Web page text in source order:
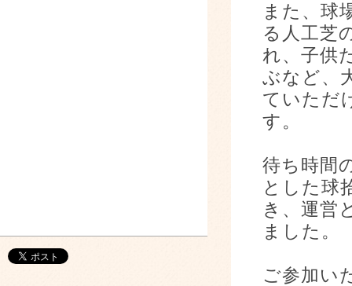
また、球
る人工芝
れ、子供
ぶなど、
ていただ
す。
待ち時間
とした球
き、運営
ました
ご参加い